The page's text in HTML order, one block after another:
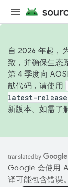
自 2026 年起，
致，并确保生态
第 4 季度向
献代码，请使用
latest-release
新版本。如需了
Google 会使用
译可能包含错误。